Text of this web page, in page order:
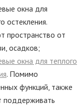
окна для
остекления.
пространство от
осадков;
окна для теплого
. Помимо
функций, также
поддерживать